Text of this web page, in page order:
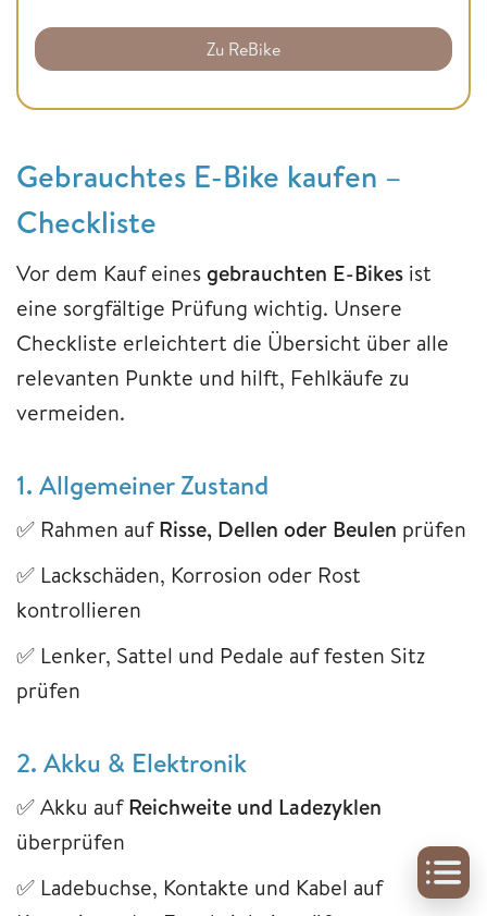
Zu ReBike
Gebrauchtes E-Bike kaufen –
Checkliste
Vor dem Kauf eines gebrauchten E-Bikes ist
eine sorgfältige Prüfung wichtig. Unsere
Checkliste erleichtert die Übersicht über alle
relevanten Punkte und hilft, Fehlkäufe zu
vermeiden.
1. Allgemeiner Zustand
✅ Rahmen aufRisse, Dellen oder Beulen prüfen
✅ Lackschäden, Korrosion oder Rost
kontrollieren
✅ Lenker, Sattel und Pedale auf festen Sitz
prüfen
2. Akku & Elektronik
✅ Akku aufReichweite und Ladezyklen
überprüfen
✅ Ladebuchse, Kontakte und Kabel auf